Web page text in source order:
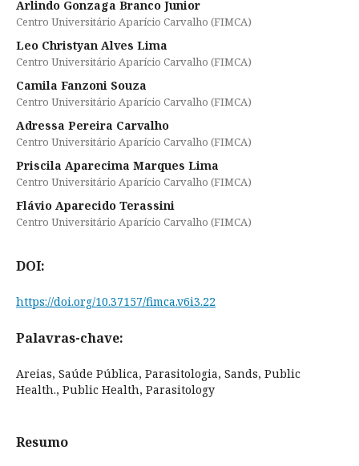
Arlindo Gonzaga Branco Junior
Centro Universitário Aparício Carvalho (FIMCA)
Leo Christyan Alves Lima
Centro Universitário Aparício Carvalho (FIMCA)
Camila Fanzoni Souza
Centro Universitário Aparício Carvalho (FIMCA)
Adressa Pereira Carvalho
Centro Universitário Aparício Carvalho (FIMCA)
Priscila Aparecima Marques Lima
Centro Universitário Aparício Carvalho (FIMCA)
Flávio Aparecido Terassini
Centro Universitário Aparício Carvalho (FIMCA)
DOI:
https://doi.org/10.37157/fimca.v6i3.22
Palavras-chave:
Areias, Saúde Pública, Parasitologia, Sands, Public
Health., Public Health, Parasitology
Resumo